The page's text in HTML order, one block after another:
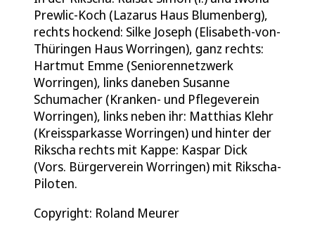
Prewlic-Koch (Lazarus Haus Blumenberg),
rechts hockend: Silke Joseph (Elisabeth-von-
Thüringen Haus Worringen), ganz rechts:
Hartmut Emme (Seniorennetzwerk
Worringen), links daneben Susanne
Schumacher (Kranken- und Pflegeverein
Worringen), links neben ihr: Matthias Klehr
(Kreissparkasse Worringen) und hinter der
Rikscha rechts mit Kappe: Kaspar Dick
(Vors. Bürgerverein Worringen) mit Rikscha-
Piloten.
Copyright: Roland Meurer